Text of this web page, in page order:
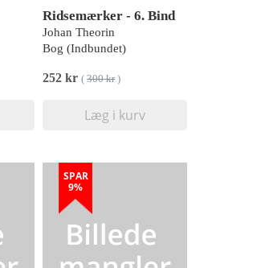
Ridsemærker - 6. Bind
Johan Theorin
Bog (Indbundet)
252 kr ( 300 kr)
Læg i kurv
SPAR
9%